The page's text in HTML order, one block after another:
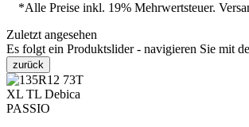
*Alle Preise inkl. 19% Mehrwertsteuer.
Zuletzt angesehen
Es folgt ein Produktslider - navigieren Sie mit
zurück